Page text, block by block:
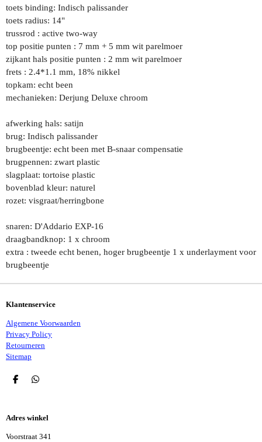
toets binding: Indisch palissander
toets radius: 14"
trussrod : active two-way
top positie punten : 7 mm + 5 mm wit parelmoer
zijkant hals positie punten : 2 mm wit parelmoer
frets : 2.4*1.1 mm, 18% nikkel
topkam: echt been
mechanieken: Derjung Deluxe chroom
afwerking hals: satijn
brug: Indisch palissander
brugbeentje: echt been met B-snaar compensatie
brugpennen: zwart plastic
slagplaat: tortoise plastic
bovenblad kleur: naturel
rozet: visgraat/herringbone
snaren: D'Addario EXP-16
draagbandknop: 1 x chroom
extra : tweede echt benen, hoger brugbeentje 1 x underlayment voor
brugbeentje
Klantenservice
Algemene Voorwaarden
Privacy Policy
Retourneren
Sitemap
D
N
D
N
Adres winkel
Voorstraat 341